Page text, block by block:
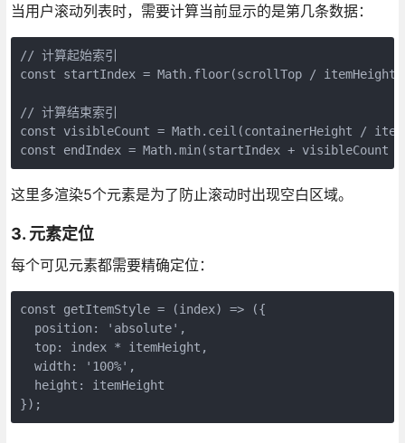
当用户滚动列表时，需要计算当前显示的是第几条数据：
// 计算起始索引
const startIndex = Math.floor(scrollTop /
// 计算结束索引
const visibleCount = Math.ceil(containerHeight /
const endIndex = Math.min(startIndex + visibleCount
这里多渲染5个元素是为了防止滚动时出现空白区域。
3. 元素定位
每个可见元素都需要精确定位：
const getItemStyle = (index) => ({
  position: 'absolute',
  top: index * itemHeight,
  width: '100%',
  height: itemHeight
});